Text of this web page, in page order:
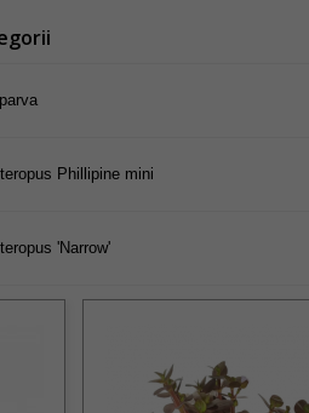
Phillipine mini
'Narrow'